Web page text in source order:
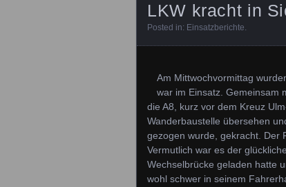
LKW kracht in
Posted in: Einsatzberichte.
Am Mittwochvormittag
war im Einsatz. Gemeinsam
die A8, kurz vor dem Kreuz
Wanderbaustelle übersehen
gezogen wurde, gekracht. Der
Vermutlich war es der
Wechselbrücke geladen hatte
wohl schwer in seinem